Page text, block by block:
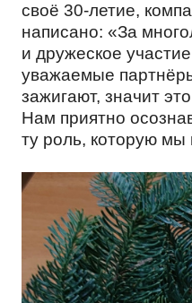
ПОЛИТИКА
КОРМА ДЛЯ
EN
своё 30-летие,
написано: «За
и дружеское
уважаемые
зажигают, значит
Нам приятно
ту роль, которую